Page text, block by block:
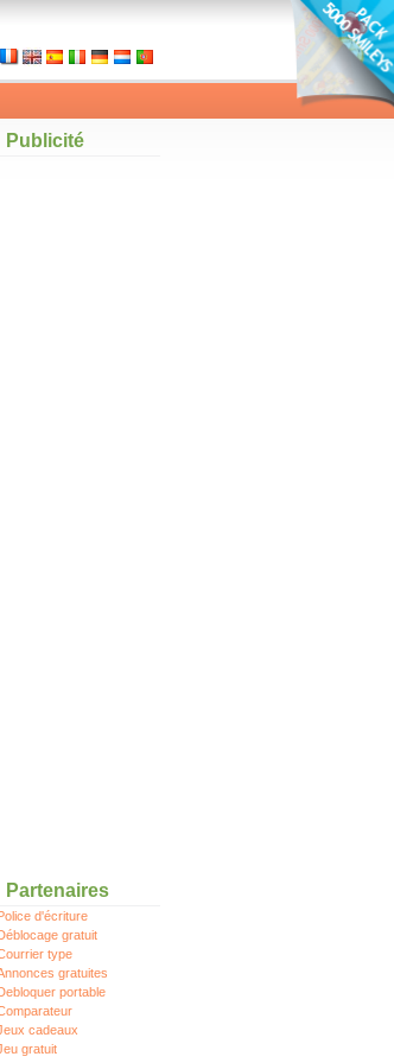
Publicité
Partenaires
d'écriture
gratuit
type
gratuites
portable
cadeaux
gratuit